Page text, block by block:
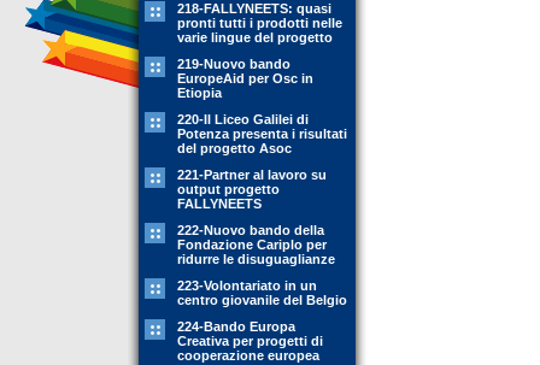
218-FALLYNEETS: quasi
pronti tutti i prodotti nelle
varie lingue del progetto
219-Nuovo bando
EuropeAid per Osc in
Etiopia
220-Il Liceo Galilei di
Potenza presenta i risultati
del progetto Asoc
221-Partner al lavoro su
output progetto
FALLYNEETS
222-Nuovo bando della
Fondazione Cariplo per
ridurre le disuguaglianze
223-Volontariato in un
centro giovanile del Belgio
224-Bando Europa
Creativa per progetti di
cooperazione europea